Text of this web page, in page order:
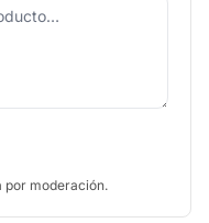
por moderación.